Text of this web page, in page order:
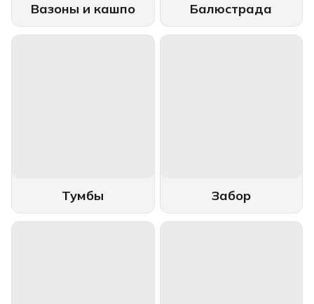
Вазоны и кашпо Балюстрада
Тумбы Забор